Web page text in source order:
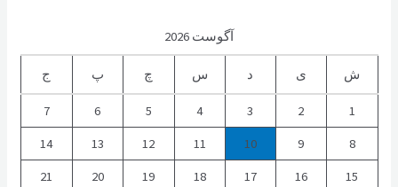
آگوست 2026
ش ی د س چ پ ج
1
2
3
4
5
6
7
8
9
10
11
12
13
14
15
16
17
18
19
20
21